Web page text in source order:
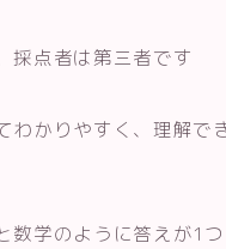
採点者は第三者です
わかりやすく、理解で
数学のように答えが1